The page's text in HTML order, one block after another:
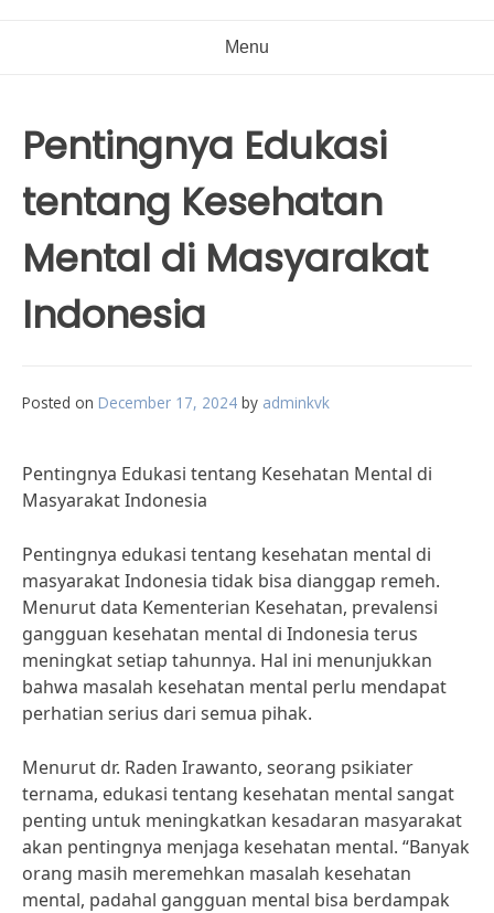
Menu
Pentingnya Edukasi
tentang Kesehatan
Mental di Masyarakat
Indonesia
Posted on December 17, 2024 by adminkvk
Pentingnya Edukasi tentang Kesehatan Mental di
Masyarakat Indonesia
Pentingnya edukasi tentang kesehatan mental di
masyarakat Indonesia tidak bisa dianggap remeh.
Menurut data Kementerian Kesehatan, prevalensi
gangguan kesehatan mental di Indonesia terus
meningkat setiap tahunnya. Hal ini menunjukkan
bahwa masalah kesehatan mental perlu mendapat
perhatian serius dari semua pihak.
Menurut dr. Raden Irawanto, seorang psikiater
ternama, edukasi tentang kesehatan mental sangat
penting untuk meningkatkan kesadaran masyarakat
akan pentingnya menjaga kesehatan mental. “Banyak
orang masih meremehkan masalah kesehatan
mental, padahal gangguan mental bisa berdampak